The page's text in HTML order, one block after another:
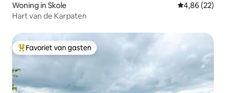
Woning in Skole Gemiddelde
4,86 (22)
Hart van de Karpaten
Topfavoriet van gasten
Favoriet van gasten